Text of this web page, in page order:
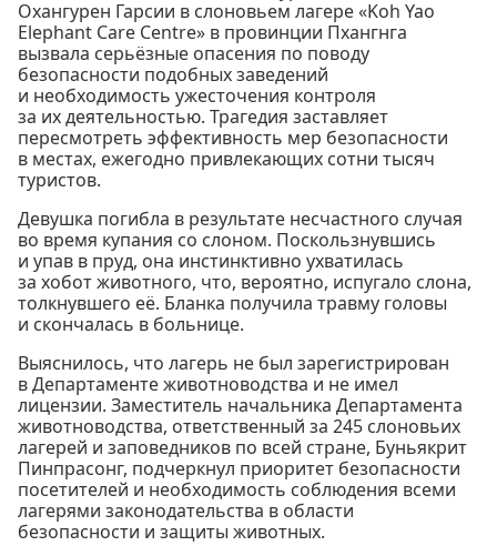
Охангурен Гарсии в слоновьем лагере «Koh Yao
Elephant Care Centre» в провинции Пхангнга
вызвала серьёзные опасения по поводу
безопасности подобных заведений
и необходимость ужесточения контроля
за их деятельностью. Трагедия заставляет
пересмотреть эффективность мер безопасности
в местах, ежегодно привлекающих сотни тысяч
туристов.
Девушка погибла в результате несчастного случая
во время купания со слоном. Поскользнувшись
и упав в пруд, она инстинктивно ухватилась
за хобот животного, что, вероятно, испугало слона,
толкнувшего её. Бланка получила травму головы
и скончалась в больнице.
Выяснилось, что лагерь не был зарегистрирован
в Департаменте животноводства и не имел
лицензии. Заместитель начальника Департамента
животноводства, ответственный за 245 слоновьих
лагерей и заповедников по всей стране, Буньякрит
Пинпрасонг, подчеркнул приоритет безопасности
посетителей и необходимость соблюдения всеми
лагерями законодательства в области
безопасности и защиты животных.